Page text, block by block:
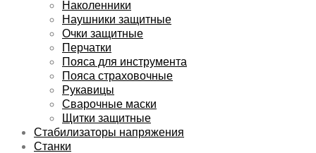
Наколенники
Наушники защитные
Очки защитные
Перчатки
Пояса для инструмента
Пояса страховочные
Рукавицы
Сварочные маски
Щитки защитные
Стабилизаторы напряжения
Станки